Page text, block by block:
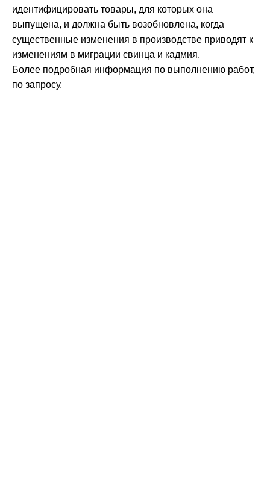
идентифицировать товары, для которых она
выпущена, и должна быть возобновлена, когда
существенные изменения в производстве приводят к
изменениям в миграции свинца и кадмия.
Более подробная информация по выполнению работ,
по запросу.